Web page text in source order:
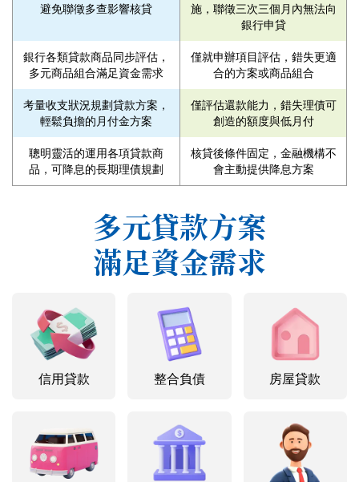
避免聯徵多查影響核貸
施，聯徵三次三個月內無法向
銀行申貸
銀行各類貸款商品同步評估，
多元商品組合滿足資金需求
僅就申辦項目評估，錯失更適
合的方案或商品組合
考量收支狀況規劃貸款方案，
輕鬆負擔的月付金方案
僅評估還款能力，錯失理債可
創造的額度與低月付
聰明靈活的運用各項貸款商
品，可降息的長期理債規劃
核貸後條件固定，金融機構不
會主動提供降息方案
多元貸款方案
滿足資金需求
信用貸款 整合負債 房屋貸款